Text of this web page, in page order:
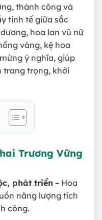
thành công và
tinh tế giữa sắc
hoa lan vũ nữ
vàng, kệ hoa
ý nghĩa, giúp
trang trọng, khởi
Trương Vững
phát triển– Hoa
năng lượng tích
công.